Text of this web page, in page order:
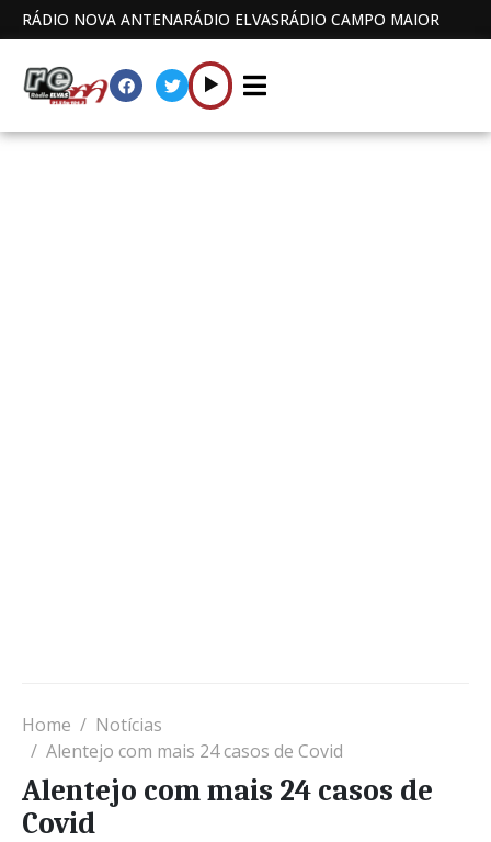
RÁDIO NOVA ANTENARÁDIO ELVASRÁDIO CAMPO MAIOR
Home
Notícias
Alentejo com mais 24 casos de Covid
Alentejo com mais 24 casos de
Covid